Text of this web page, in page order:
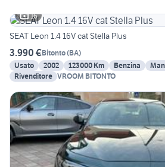
16
SEAT Leon 1.4 16V cat Stella Plus
3.990 €Bitonto(BA)
Usato
2002 123000 Km Benzina
Rivenditore VROOM BITONTO